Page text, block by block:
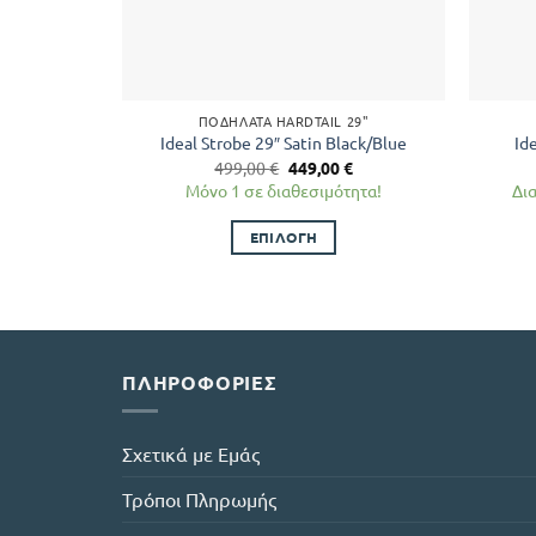
ΠΟΔΉΛΑΤΑ HARDTAIL 29"
Ideal Strobe 29″ Satin Black/Blue
499,00€ Original
price
was:
499,00 €.
449,00€Η
τρέχουσα
τιμή
Μόνο 1 σε διαθεσιμότητα!
ΕΠΙΛΟΓΉ
ΠΛΗΡΟΦΟΡΊΕΣ
Σχετικά με Εμάς
Τρόποι Πληρωμής